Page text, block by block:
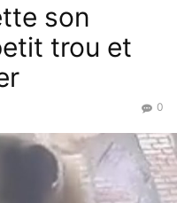
son
trou et
0